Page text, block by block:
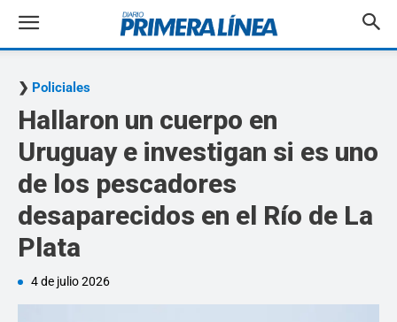
Policiales
Hallaron un cuerpo en
Uruguay e investigan si es uno
de los pescadores
desaparecidos en el Río de La
Plata
4 de julio 2026